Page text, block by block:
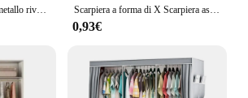
10 pezzi appendiabiti in metallo rivestito antiscivolo appendiabiti per impieghi gravosi appendiabiti per camicia in metallo con tacche rotonde per il vestito Scarpiera a forma di X Scarpiera assemblata multifunzionale per uso domestico Scarpiera semplice assemblata per uso domestico
0,93€